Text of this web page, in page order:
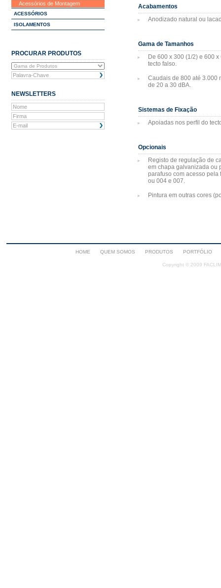
Acessórios de Montagem
ACESSÓRIOS
ISOLAMENTOS
PROCURAR PRODUTOS
NEWSLETTERS
Acabamentos
Anodizado natural ou
Gama de Tamanhos
De 600 x 300 (1/2) e 600
tecto falso.
Caudais de 800 até 3.000
de 20 a 30 dBA.
Sistemas de Fixação
Apoiadas nos perfil do
Opcionais
Registo de regulação de
em chapa galvanizada ou
parafuso com acesso pela
ou 004 e 007.
Pintura em outras cores
HOME QUEM SOMOS PRODUTOS PORTFÓLIO
Copyright © 2009